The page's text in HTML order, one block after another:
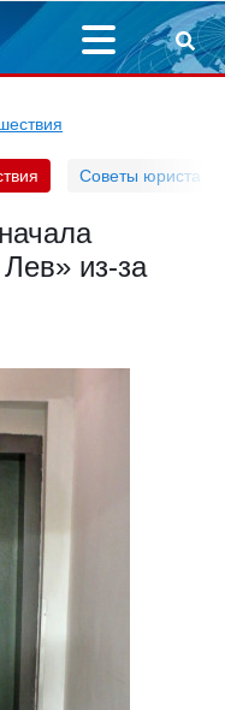
Советы юриста
из-за